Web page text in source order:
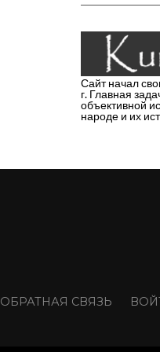
Сайт начал
г. Главная
объективной
народе и их
ОБРАТНАЯ СВЯЗЬ